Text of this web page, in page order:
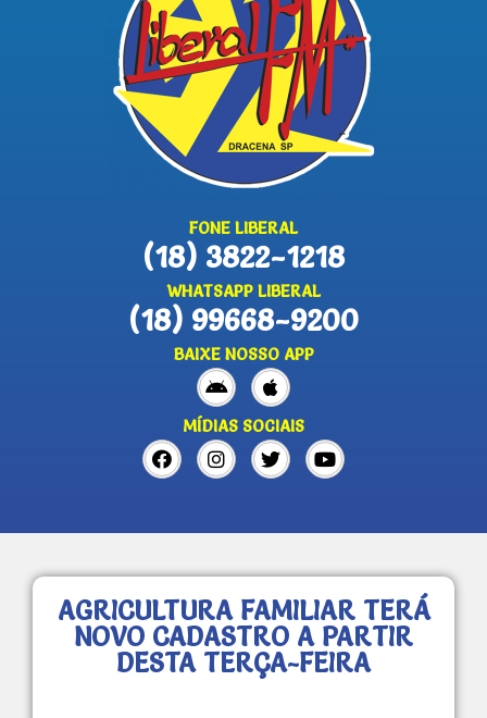
FONE LIBERAL
(18) 3822-1218
WHATSAPP LIBERAL
(18) 99668-9200
BAIXE NOSSO APP
MÍDIAS SOCIAIS
AGRICULTURA FAMILIAR TERÁ
NOVO CADASTRO A PARTIR
DESTA TERÇA-FEIRA